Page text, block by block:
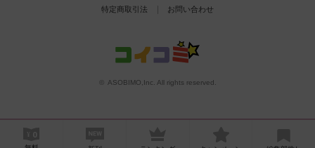
特定商取引法 お問い合わせ
© ASOBIMO,Inc. All rights reserved.